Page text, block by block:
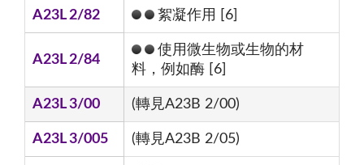
A23L 2/82 絮凝作用 [6]
A23L 2/84
使用微生物或生物的材
料，例如酶 [6]
A23L 3/00 (轉見A23B 2/00)
A23L 3/005 (轉見A23B 2/05)